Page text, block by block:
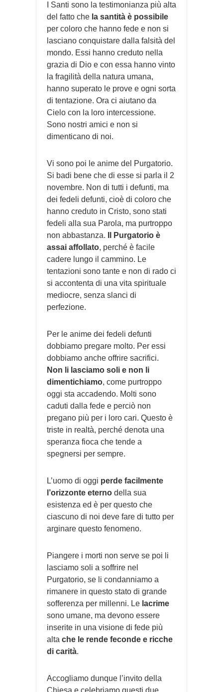
I Santi sono la testimonianza più alta
del fatto che la santità è possibile
per coloro che hanno fede e non si
lasciano conquistare dalla falsità del
mondo. Essi hanno creduto nella
grazia di Dio e con essa hanno vinto
la fragilità della natura umana,
hanno superato le prove e ogni sorta
di tentazione. Ora ci aiutano da
Cielo con la loro intercessione.
Sono nostri amici e non si
dimenticano di noi.
Vi sono poi le anime del Purgatorio.
Si badi bene che di esse si parla il 2
novembre. Non di tutti i defunti, ma
dei fedeli defunti, cioè di coloro che
hanno creduto in Cristo, sono stati
fedeli alla sua Parola, ma purtroppo
non abbastanza.
Il Purgatorio è
assai affollato, perché è facile
cadere lungo il cammino. Le
tentazioni sono tante e non di rado ci
si accontenta di una vita spirituale
mediocre, senza slanci di
perfezione.
Per le anime dei fedeli defunti
dobbiamo pregare molto. Per essi
dobbiamo anche offrire sacrifici.
Non li lasciamo soli e non li
dimentichiamo, come purtroppo
oggi sta accadendo. Molti sono
caduti dalla fede e perciò non
pregano più per i loro cari. Questo è
triste in realtà, perché denota una
speranza fioca che tende a
spegnersi per sempre.
L’uomo di oggi perde facilmente
l’orizzonte eterno della sua
esistenza ed è per questo che
ciascuno di noi deve fare di tutto per
arginare questo fenomeno.
Piangere i morti non serve se poi li
lasciamo soli a soffrire nel
Purgatorio, se li condanniamo a
rimanere in questo stato di grande
sofferenza per millenni. Le lacrime
sono umane, ma devono essere
inserite in una visione di fede più
alta che le rende feconde e ricche
di carità.
Accogliamo dunque l’invito della